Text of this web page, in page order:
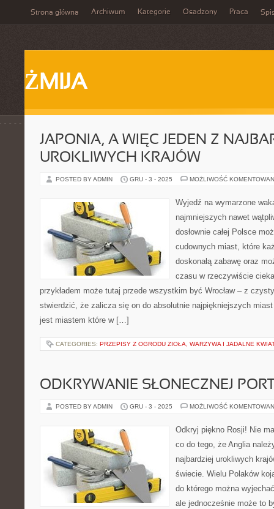
Strona główna Archiwum Kategorie Osadzony Praca
ŻMIJA
JAPONIA, A WIĘC JEDEN Z
UROKLIWYCH KRAJÓW
POSTED BY ADMIN GRU - 3 - 2025 MOŻLIWOŚĆ
Wyjedź na wymarzone
najmniejszych nawet
dosłownie całej Polsce
cudownych miast, które
doskonałą zabawę oraz
czasu w rzeczywiście
przykładem może tutaj przede wszystkim być Wrocław – z
stwierdzić, że zalicza się on do absolutnie najpiękniejszych miast
jest miastem które w […]
CATEGORIES: PRZEPISY Z OGRODU ZIOŁA, WARZYWA I JADALNE
ODKRYWANIE SŁONECZNEJ
POSTED BY ADMIN GRU - 3 - 2025 MOŻLIWOŚĆ
Odkryj piękno Rosji! Nie
co do tego, że Anglia
najbardziej urokliwych
świecie. Wielu Polaków
do którego można
ale jednocześnie może to